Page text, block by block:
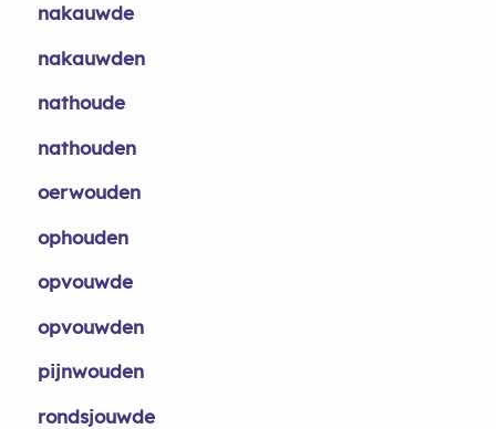
nakauwde
nakauwden
nathoude
nathouden
oerwouden
ophouden
opvouwde
opvouwden
pijnwouden
rondsjouwde